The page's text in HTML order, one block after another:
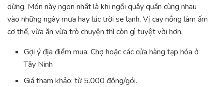
dừng. Món này ngon nhất là khi ngồi quây quần cùng nhau
vào những ngày mưa hay lúc trời se lạnh. Vị cay nồng làm ấm
cơ thể, vừa ăn vừa trò chuyện thì còn gì tuyệt vời hơn.
Gợi ý địa điểm mua: Chợ hoặc các cửa hàng tạp hóa ở
Tây Ninh
Giá tham khảo: từ 5.000 đồng/gói.